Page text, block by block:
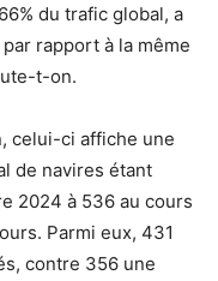
du trafic global, a
rapport à la même
t-on.
celui-ci affiche une
de navires étant
2024 à 536 au cours
Parmi eux, 431
contre 356 une